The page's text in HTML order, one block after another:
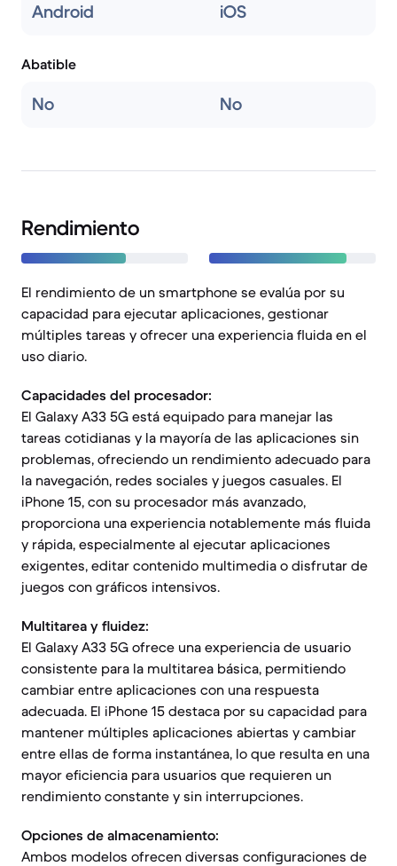
Android iOS
Abatible
No No
Rendimiento
El rendimiento de un smartphone se evalúa por su
capacidad para ejecutar aplicaciones, gestionar
múltiples tareas y ofrecer una experiencia fluida en el
uso diario.
Capacidades del procesador:
El Galaxy A33 5G está equipado para manejar las
tareas cotidianas y la mayoría de las aplicaciones sin
problemas, ofreciendo un rendimiento adecuado para
la navegación, redes sociales y juegos casuales. El
iPhone 15, con su procesador más avanzado,
proporciona una experiencia notablemente más fluida
y rápida, especialmente al ejecutar aplicaciones
exigentes, editar contenido multimedia o disfrutar de
juegos con gráficos intensivos.
Multitarea y fluidez:
El Galaxy A33 5G ofrece una experiencia de usuario
consistente para la multitarea básica, permitiendo
cambiar entre aplicaciones con una respuesta
adecuada. El iPhone 15 destaca por su capacidad para
mantener múltiples aplicaciones abiertas y cambiar
entre ellas de forma instantánea, lo que resulta en una
mayor eficiencia para usuarios que requieren un
rendimiento constante y sin interrupciones.
Opciones de almacenamiento:
Ambos modelos ofrecen diversas configuraciones de